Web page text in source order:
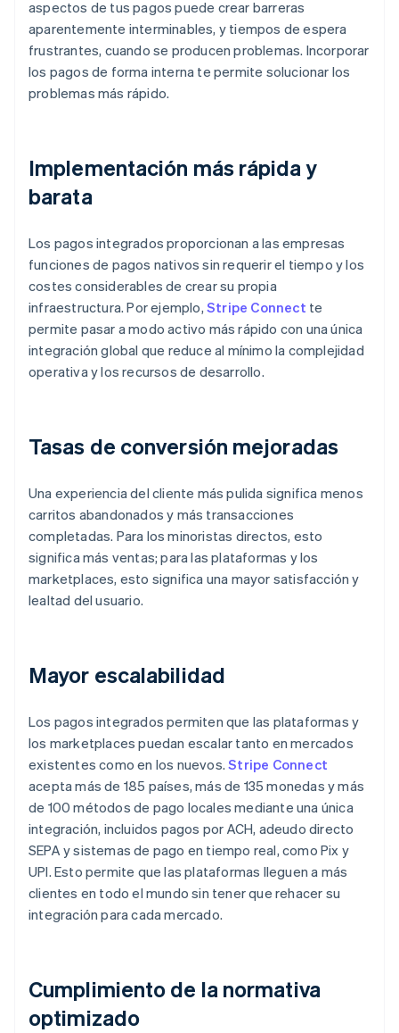
aspectos de tus pagos puede crear barreras
aparentemente interminables, y tiempos de espera
frustrantes, cuando se producen problemas. Incorporar
los pagos de forma interna te permite solucionar los
problemas más rápido.
Implementación más rápida y
barata
Los pagos integrados proporcionan a las empresas
funciones de pagos nativos sin requerir el tiempo y los
costes considerables de crear su propia
infraestructura. Por ejemplo, Stripe Connect te
permite pasar a modo activo más rápido con una única
integración global que reduce al mínimo la complejidad
operativa y los recursos de desarrollo.
Tasas de conversión mejoradas
Una experiencia del cliente más pulida significa menos
carritos abandonados y más transacciones
completadas. Para los minoristas directos, esto
significa más ventas; para las plataformas y los
marketplaces, esto significa una mayor satisfacción y
lealtad del usuario.
Mayor escalabilidad
Los pagos integrados permiten que las plataformas y
los marketplaces puedan escalar tanto en mercados
existentes como en los nuevos.Stripe Connect
acepta más de 185 países, más de 135 monedas y más
de 100 métodos de pago locales mediante una única
integración, incluidos pagos por ACH, adeudo directo
SEPA y sistemas de pago en tiempo real, como Pix y
UPI. Esto permite que las plataformas lleguen a más
clientes en todo el mundo sin tener que rehacer su
integración para cada mercado.
Cumplimiento de la normativa
optimizado